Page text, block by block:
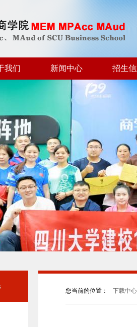
我们 新闻中心 招生
您当前的位置： 下载中